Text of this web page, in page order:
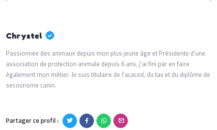
Chrystel
Passionnée des animaux depuis mon plus jeune âge et Présidente d'une
association de protection animale depuis 6 ans, j'ai fini par en faire
également mon métier. Je suis titulaire de l'acaced, du tav et du diplôme de
secourisme canin.
Partager ce profil :